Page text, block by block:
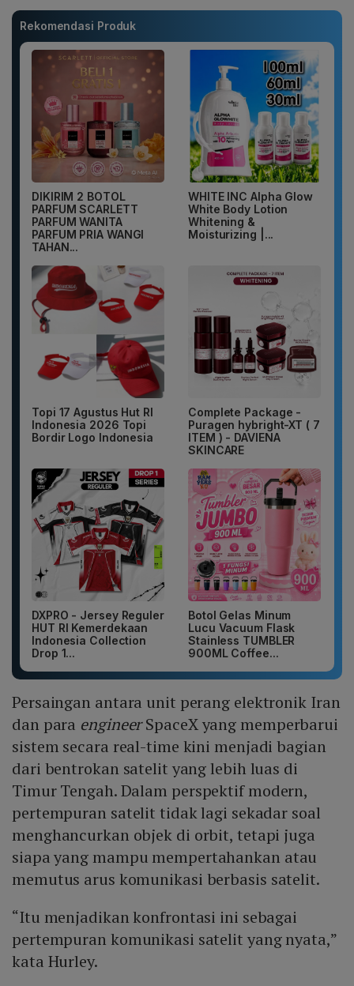
Rekomendasi Produk
DIKIRIM 2 BOTOL
PARFUM SCARLETT
PARFUM WANITA
PARFUM PRIA WANGI
TAHAN...
WHITE INC Alpha Glow
White Body Lotion
Whitening &
Moisturizing |...
Topi 17 Agustus Hut RI
Indonesia 2026 Topi
Bordir Logo Indonesia
Complete Package -
Puragen hybright-XT ( 7
ITEM ) - DAVIENA
SKINCARE
DXPRO - Jersey Reguler
HUT RI Kemerdekaan
Indonesia Collection
Drop 1...
Botol Gelas Minum
Lucu Vacuum Flask
Stainless TUMBLER
900ML Coffee...
Persaingan antara unit perang elektronik Iran
dan para engineerSpaceX yang memperbarui
sistem secara real-time kini menjadi bagian
dari bentrokan satelit yang lebih luas di
Timur Tengah. Dalam perspektif modern,
pertempuran satelit tidak lagi sekadar soal
menghancurkan objek di orbit, tetapi juga
siapa yang mampu mempertahankan atau
memutus arus komunikasi berbasis satelit.
“Itu menjadikan konfrontasi ini sebagai
pertempuran komunikasi satelit yang nyata,”
kata Hurley.